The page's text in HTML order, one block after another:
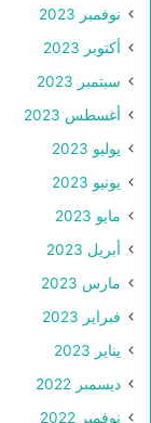
نوفمبر 2023
أكتوبر 2023
سبتمبر 2023
أغسطس 2023
يوليو 2023
يونيو 2023
مايو 2023
أبريل 2023
مارس 2023
فبراير 2023
يناير 2023
ديسمبر 2022
نوفمبر 2022